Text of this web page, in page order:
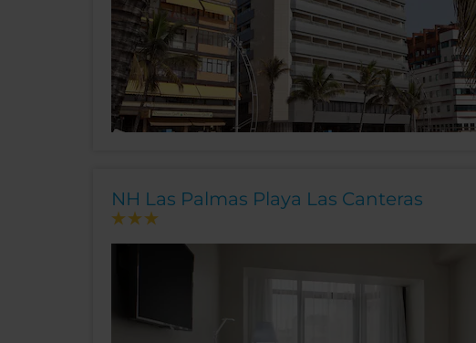
NH Las Palmas Playa Las Canteras